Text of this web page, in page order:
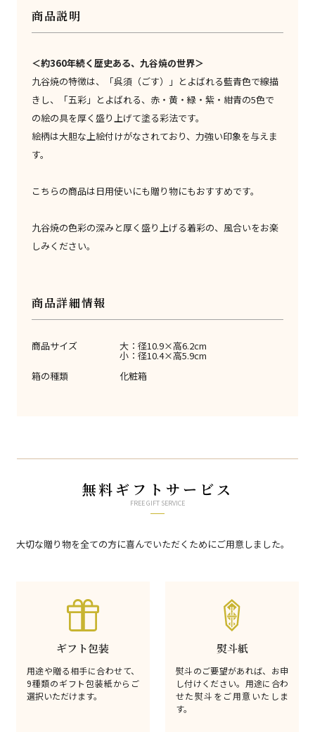
商品説明
＜約360年続く歴史ある、九谷焼の世界＞
九谷焼の特徴は、「呉須（ごす）」とよばれる藍青色で線描
きし、「五彩」とよばれる、赤・黄・緑・紫・紺青の5色で
の絵の具を厚く盛り上げて塗る彩法です。
絵柄は大胆な上絵付けがなされており、力強い印象を与えま
す。
こちらの商品は日用使いにも贈り物にもおすすめです。
九谷焼の色彩の深みと厚く盛り上げる着彩の、風合いをお楽
しみください。
商品詳細情報
商品サイズ 大：径10.9×高6.2cm
小：径10.4×高5.9cm
箱の種類
化粧箱
無料ギフトサービス
FREE GIFT SERVICE
大切な贈り物を全ての方に喜んでいただくためにご用意しました。
ギフト包装
用途や贈る相手に合わせて、
9種類のギフト包装紙からご
選択いただけます。
熨斗紙
熨斗のご要望があれば、お申
し付けください。用途に合わ
せた熨斗をご用意いたしま
す。